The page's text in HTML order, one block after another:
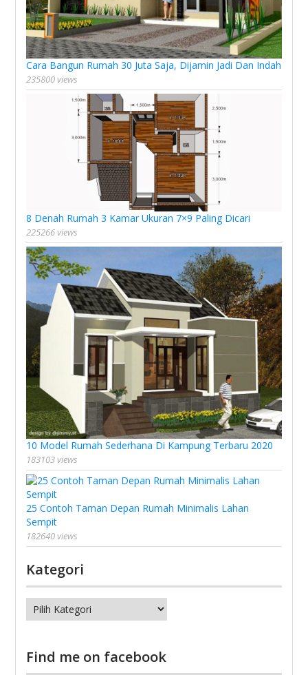
Cara Bangun Rumah 30 Juta Saja, Dijamin Jadi Dan Indah
235800 views
8 Denah Rumah 3 Kamar Ukuran 7×9 Paling Dicari
225266 views
10 Model Rumah Sederhana Di Kampung Terbaru 2020
183103 views
25 Contoh Taman Depan Rumah Minimalis Lahan
Sempit
182640 views
Kategori
Kategori
Find me on facebook